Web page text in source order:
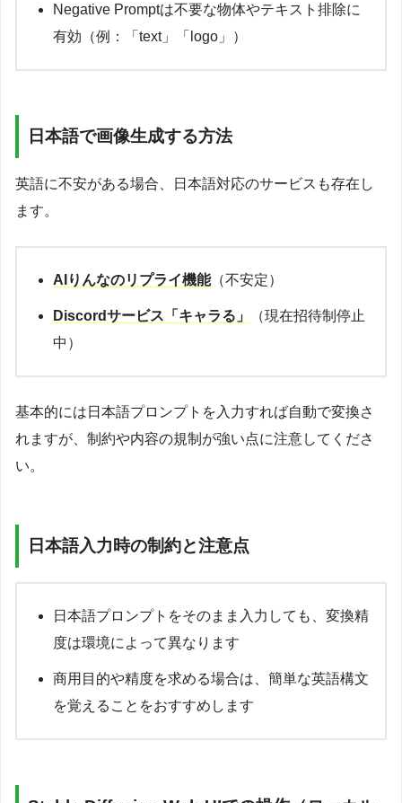
Negative Promptは不要な物体やテキスト排除に
有効（例：「text」「logo」）
日本語で画像生成する方法
英語に不安がある場合、日本語対応のサービスも存在し
ます。
AIりんなのリプライ機能（不安定）
Discordサービス「キャラる」
（現在招待制停止
中）
基本的には日本語プロンプトを入力すれば自動で変換さ
れますが、制約や内容の規制が強い点に注意してくださ
い。
日本語入力時の制約と注意点
日本語プロンプトをそのまま入力しても、変換精
度は環境によって異なります
商用目的や精度を求める場合は、簡単な英語構文
を覚えることをおすすめします